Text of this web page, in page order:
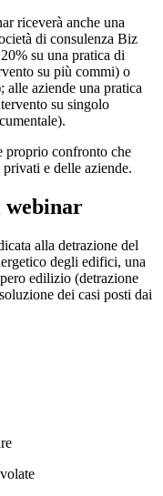
riceverà anche una
di consulenza Biz
su una pratica di
su più commi) o
aziende una pratica
su singolo
proprio confronto che
e delle aziende.
webinar
alla detrazione del
degli edifici, una
edilizio (detrazione
dei casi posti dai